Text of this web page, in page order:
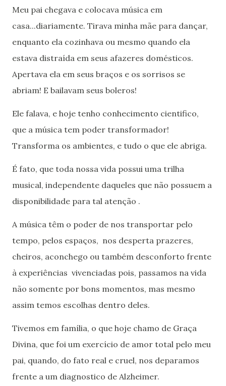
Meu pai chegava e colocava música em
casa...diariamente. Tirava minha mãe para dançar,
enquanto ela cozinhava ou mesmo quando ela
estava distraída em seus afazeres domésticos.
Apertava ela em seus braços e os sorrisos se
abriam! E bailavam seus boleros!
Ele falava, e hoje tenho conhecimento cientifico,
que a música tem poder transformador!
Transforma os ambientes, e tudo o que ele abriga.
É fato, que toda nossa vida possui uma trilha
musical, independente daqueles que não possuem a
disponibilidade para tal atenção .
A música têm o poder de nos transportar pelo
tempo, pelos espaços, nos desperta prazeres,
cheiros, aconchego ou também desconforto frente
à experiências vivenciadas pois, passamos na vida
não somente por bons momentos, mas mesmo
assim temos escolhas dentro deles.
Tivemos em família, o que hoje chamo de Graça
Divina, que foi um exercício de amor total pelo meu
pai, quando, do fato real e cruel, nos deparamos
frente a um diagnostico de Alzheimer.